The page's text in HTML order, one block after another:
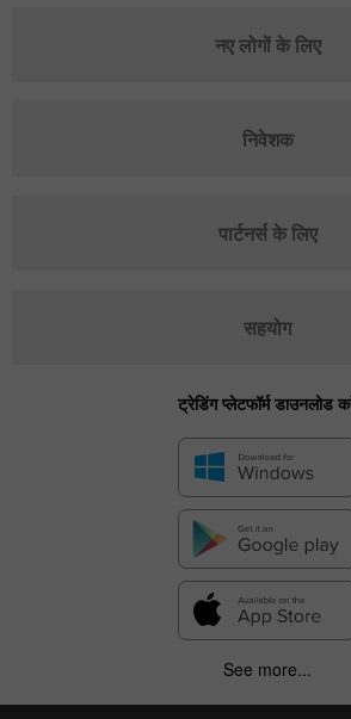
नए लोगों के लिए
निवेशक
पार्टनर्स के लिए
सहयोग
ट्रेडिंग प्लेटफॉर्म डाउनलोड
See more...